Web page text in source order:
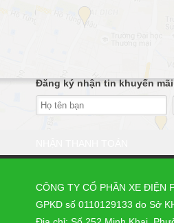
Đăng ký nhận tin khuyến
CÔNG TY CỔ PHẦN XE ĐIỆN
GPKD số 0110129133 do Sở